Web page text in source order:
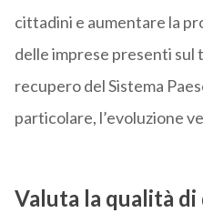
cittadini e aumentare la
delle imprese presenti
recupero del Sistema
particolare, l’evoluzione
Valuta la qualità